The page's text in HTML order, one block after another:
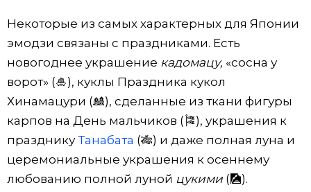
Некоторые из самых характерных для Японии
эмодзи связаны с праздниками. Есть
новогоднее украшение кадомацу, «сосна у
ворот» (🎍), куклы Праздника кукол
Хинамацури (🎎), сделанные из ткани фигуры
карпов на День мальчиков (🎏), украшения к
праздникуТанабата (🎋) и даже полная луна и
церемониальные украшения к осеннему
любованию полной луной цукими(🎑).